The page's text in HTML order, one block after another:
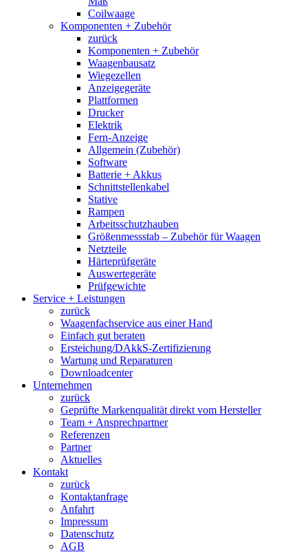
Coilwaage
Komponenten + Zubehör
zurück
Komponenten + Zubehör
Waagenbausatz
Wiegezellen
Anzeigegeräte
Plattformen
Drucker
Elektrik
Fern-Anzeige
Allgemein (Zubehör)
Software
Batterie + Akkus
Schnittstellenkabel
Stative
Rampen
Arbeitsschutzhauben
Größenmessstab – Zubehör für Waagen
Netzteile
Härteprüfgeräte
Auswertegeräte
Prüfgewichte
Service + Leistungen
zurück
Waagenfachservice aus einer Hand
Einfach gut beraten
Ersteichung/DAkkS-Zertifizierung
Wartung und Reparaturen
Downloadcenter
Unternehmen
zurück
Geprüfte Markenqualität direkt vom Hersteller
Team + Ansprechpartner
Referenzen
Partner
Aktuelles
Kontakt
zurück
Kontaktanfrage
Anfahrt
Impressum
Datenschutz
AGB